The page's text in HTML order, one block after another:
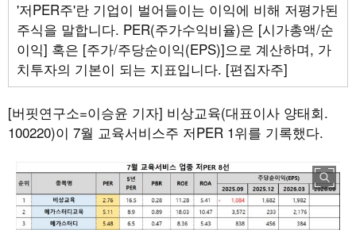
'저PER주'란 기업이 벌어들이는 이익에 비해 저평가된
주식을 말합니다. PER(주가수익비율)은 [시가총액/순
이익] 혹은 [주가/주당순이익(EPS)]으로 계산하며, 가
치투자의 기본이 되는 지표입니다. [편집자주]
[버핏연구소=이승윤 기자] 비상교육(대표이사 양태회.
100220)이 7월 교육서비스주 저PER 1위를 기록했다.